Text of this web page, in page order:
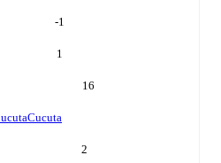
-1
1
16
Cucuta
2